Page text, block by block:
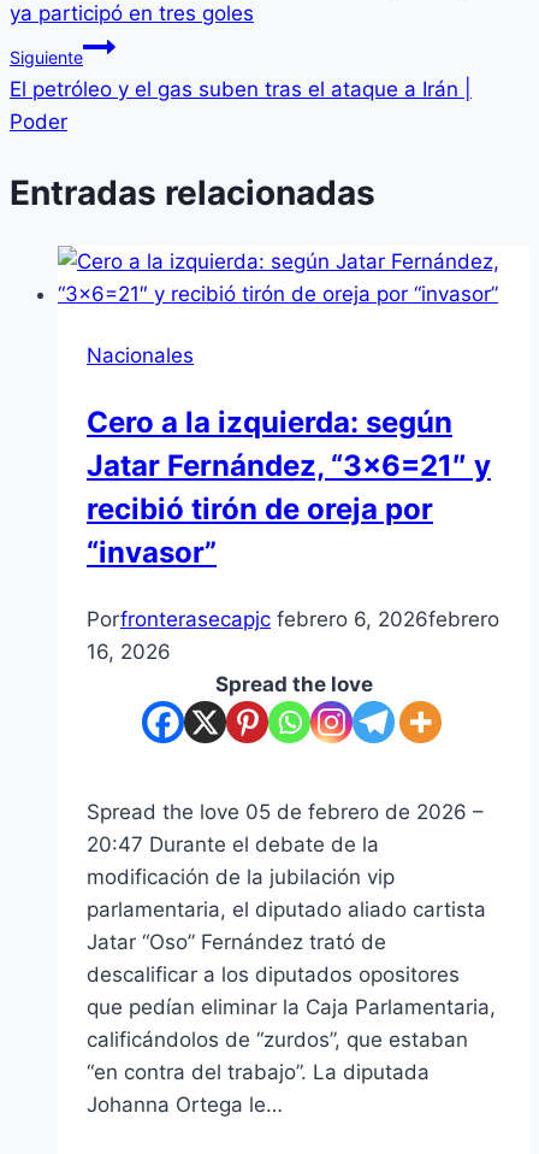
ya participó en tres goles
Siguiente
El petróleo y el gas suben tras el ataque a Irán |
Poder
Entradas relacionadas
Nacionales
Cero a la izquierda: según
Jatar Fernández, “3×6=21″ y
recibió tirón de oreja por
“invasor”
Porfronterasecapjc febrero 6, 2026febrero
16, 2026
Spread the love
Spread the love 05 de febrero de 2026 –
20:47 Durante el debate de la
modificación de la jubilación vip
parlamentaria, el diputado aliado cartista
Jatar “Oso” Fernández trató de
descalificar a los diputados opositores
que pedían eliminar la Caja Parlamentaria,
calificándolos de “zurdos”, que estaban
“en contra del trabajo”. La diputada
Johanna Ortega le…